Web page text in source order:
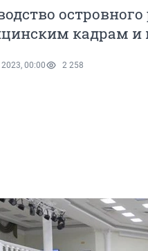
кадрам и
00:00 2 258